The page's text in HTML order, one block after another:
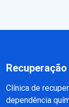
Clínica de
dependência